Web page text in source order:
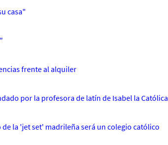
casa"
frente al alquiler
por la profesora de latín de Isabel la Católica
la 'jet set' madrileña será un colegio católico